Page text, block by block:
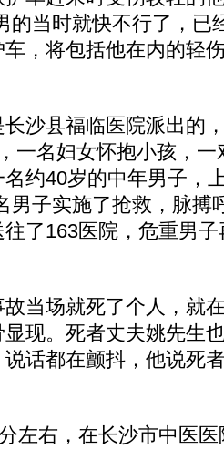
的当时就快不行了，已
，将包括他在内的轻
县福临医院派出的
一名妇女怀抱小孩，
约40岁的中年男子，
男子实施了抢救，脉搏
了163医院，危重男
场就死了个人，就
现。死者丈夫姚先生
话都在颤抖，他说死
右，在长沙市中医医